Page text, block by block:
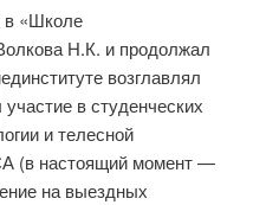
в «Школе
Н.К. и продолжал
возглавлял
в студенческих
и телесной
(в настоящий момент —
на выездных